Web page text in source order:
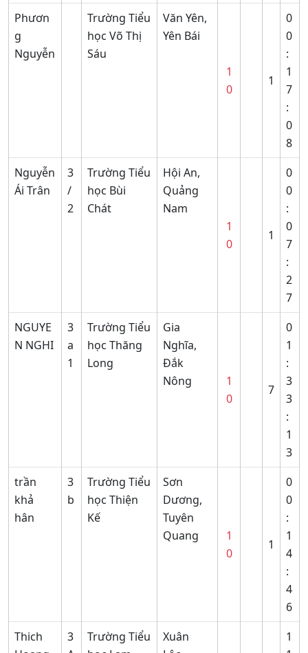
Phươn
g
Nguyễn
Trường Tiểu
học Võ Thị
Sáu
Văn Yên,
Yên Bái
1
0
1
0
0
:
1
7
:
0
8
Nguyễn
Ái Trân
3
/
2
Trường Tiểu
học Bùi
Chát
Hội An,
Quảng
Nam
1
0
1
0
0
:
0
7
:
2
7
NGUYE
N NGHI
3
a
1
Trường Tiểu
học Thăng
Long
Gia
Nghĩa,
Đắk
Nông
1
0
7
0
1
:
3
3
:
1
3
trần
khả
hân
3
b
Trường Tiểu
học Thiện
Kế
Sơn
Dương,
Tuyên
Quang
1
0
1
0
0
:
1
4
:
4
6
Thich
3
Trường Tiểu
Xuân
1